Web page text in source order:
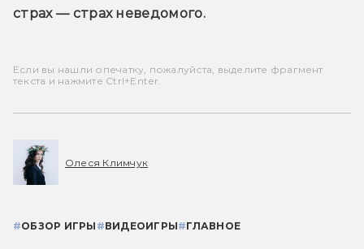
страх — страх неведомого.
Если вы нашли опечатку, пожалуйста, выделите фрагмент
текста и нажмите Ctrl+Enter.
Олеся Климчук
#ОБЗОР ИГРЫ #ВИДЕОИГРЫ#ГЛАВНОЕ